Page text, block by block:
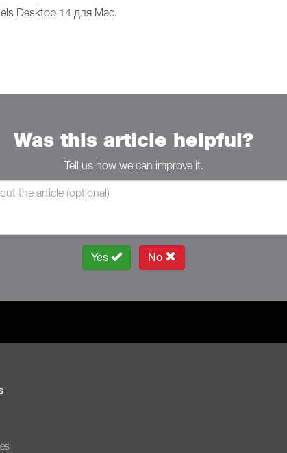
Desktop 14 для Mac.
Was this article helpful?
Tell us how we can improve it.
Yes No